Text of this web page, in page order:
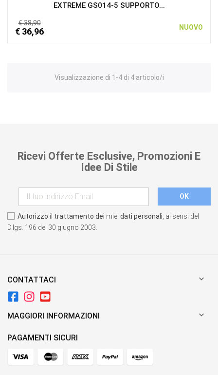
EXTREME GS014-5 SUPPORTO...
€ 38,90
€ 36,96 NUOVO
Visualizzazione di 1-4 di 4 articolo/i
Ricevi Offerte Esclusive, Promozioni E
Idee Di Stile
Autorizzo il trattamento dei miei dati personali , ai sensi del
D.lgs. 196 del 30 giugno 2003.
CONTATTACI 
MAGGIORI INFORMAZIONI 
PAGAMENTI SICURI